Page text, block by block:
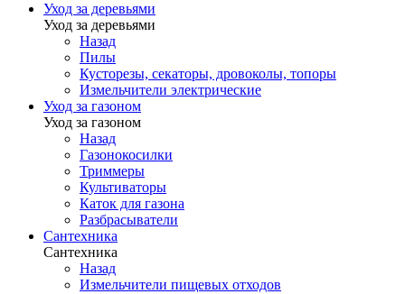
Уход за деревьями
Уход за деревьями
Назад
Пилы
Кусторезы, секаторы, дровоколы, топоры
Измельчители электрические
Уход за газоном
Уход за газоном
Назад
Газонокосилки
Триммеры
Культиваторы
Каток для газона
Разбрасыватели
Сантехника
Сантехника
Назад
Измельчители пищевых отходов